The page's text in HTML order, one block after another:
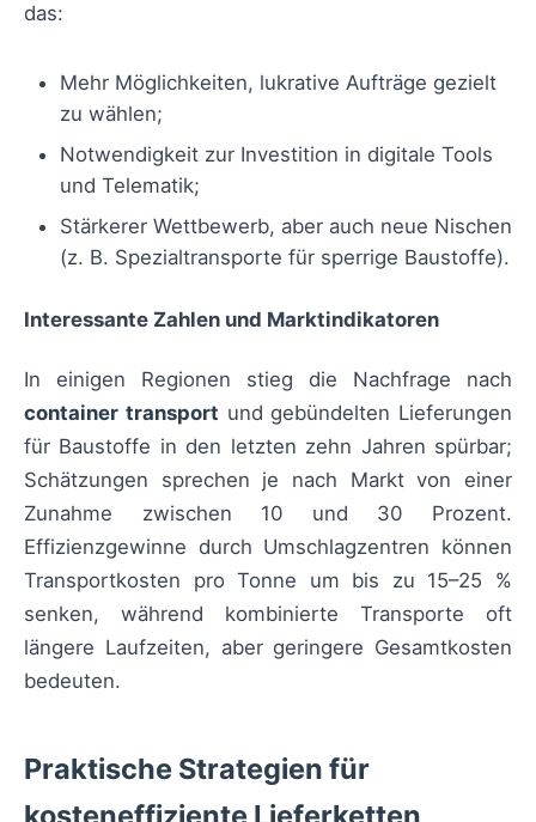
das:
Mehr Möglichkeiten, lukrative Aufträge gezielt
zu wählen;
Notwendigkeit zur Investition in digitale Tools
und Telematik;
Stärkerer Wettbewerb, aber auch neue Nischen
(z. B. Spezialtransporte für sperrige Baustoffe).
Interessante Zahlen und Marktindikatoren
In einigen Regionen stieg die Nachfrage nach
container transport und gebündelten Lieferungen
für Baustoffe in den letzten zehn Jahren spürbar;
Schätzungen sprechen je nach Markt von einer
Zunahme zwischen 10 und 30 Prozent.
Effizienzgewinne durch Umschlagzentren können
Transportkosten pro Tonne um bis zu 15–25 %
senken, während kombinierte Transporte oft
längere Laufzeiten, aber geringere Gesamtkosten
bedeuten.
Praktische Strategien für